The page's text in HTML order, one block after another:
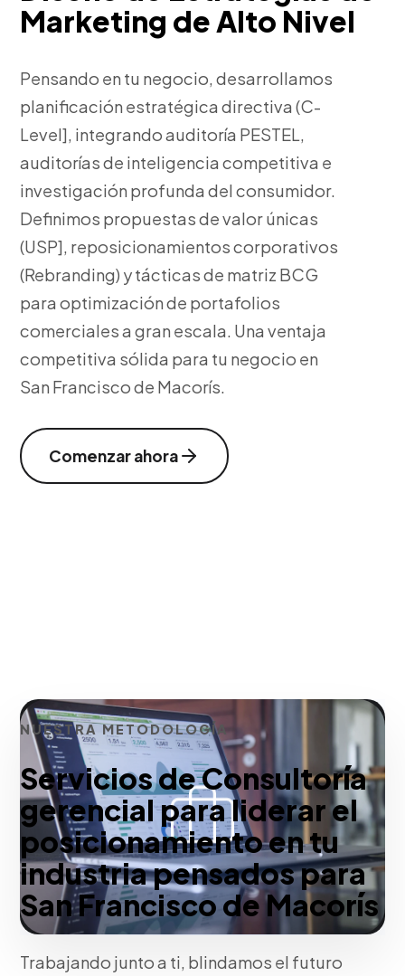
Marketing de Alto Nivel
Pensando en tu negocio, desarrollamos
planificación estratégica directiva (C-
Level], integrando auditoría PESTEL,
auditorías de inteligencia competitiva e
investigación profunda del consumidor.
Definimos propuestas de valor únicas
(USP], reposicionamientos corporativos
(Rebranding) y tácticas de matriz BCG
para optimización de portafolios
comerciales a gran escala. Una ventaja
competitiva sólida para tu negocio en
San Francisco de Macorís.
Comenzar ahora
NUESTRA METODOLOGÍA
Servicios de Consultoría
gerencial para liderar el
posicionamiento en tu
industria pensados para
San Francisco de Macorís
Trabajando junto a ti, blindamos el futuro